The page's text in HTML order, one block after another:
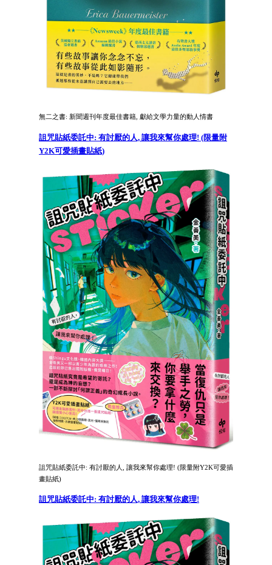
無二之書: 新聞週刊年度最佳書籍, 獻給文學力量的動人情書
詛咒貼紙委託中: 有討厭的人, 讓我來幫你處理! (限量附
Y2K可愛插畫貼紙)
詛咒貼紙委託中: 有討厭的人, 讓我來幫你處理! (限量附Y2K可愛插
畫貼紙)
詛咒貼紙委託中: 有討厭的人, 讓我來幫你處理!